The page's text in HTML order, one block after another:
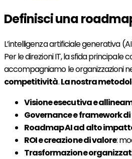
Definisci una
L’intelligenza artificiale generativa
Per le direzioni IT, la sfida principale
accompagniamo le organizzazioni
competitività.La nostra
Visione esecutiva e
Governance e framework
Roadmap AI ad alto
ROI e creazione di valore:
Trasformazione